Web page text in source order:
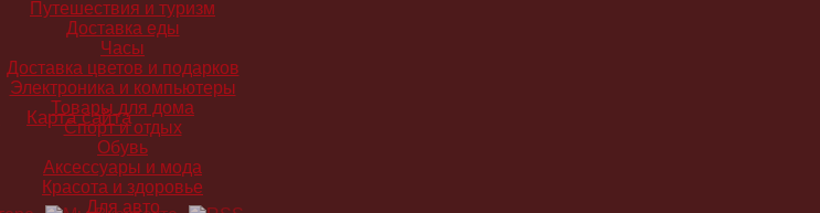
Путешествия и туризм
Доставка еды
Часы
Доставка цветов и подарков
Электроника и компьютеры
Товары для дома
Спорт и отдых
Обувь
Аксессуары и мода
Красота и здоровье
Для авто
Карта сайта